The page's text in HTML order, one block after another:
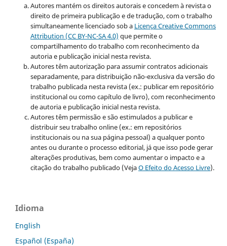
Autores mantém os direitos autorais e concedem à revista o
direito de primeira publicação e de tradução, com o trabalho
simultaneamente licenciado sob a Licença Creative Commons
Attribution (CC BY-NC-SA 4.0) que permite o
compartilhamento do trabalho com reconhecimento da
autoria e publicação inicial nesta revista.
Autores têm autorização para assumir contratos adicionais
separadamente, para distribuição não-exclusiva da versão do
trabalho publicada nesta revista (ex.: publicar em repositório
institucional ou como capítulo de livro), com reconhecimento
de autoria e publicação inicial nesta revista.
Autores têm permissão e são estimulados a publicar e
distribuir seu trabalho online (ex.: em repositórios
institucionais ou na sua página pessoal) a qualquer ponto
antes ou durante o processo editorial, já que isso pode gerar
alterações produtivas, bem como aumentar o impacto e a
citação do trabalho publicado (VejaO Efeito do Acesso Livre).
Idioma
English
Español (España)